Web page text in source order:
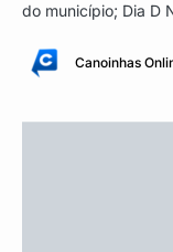
do município; Dia D
Canoinhas